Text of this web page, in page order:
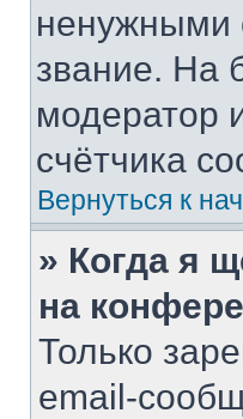
ненужными
звание. На
модератор
счётчика
Вернуться к
» Когда я
на
Только
email-